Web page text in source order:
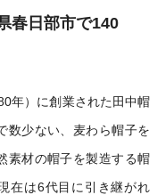
春日部市で140
年）に創業された田中帽
数少ない、麦わら帽子を
素材の帽子を製造する帽
在は6代目に引き継がれ